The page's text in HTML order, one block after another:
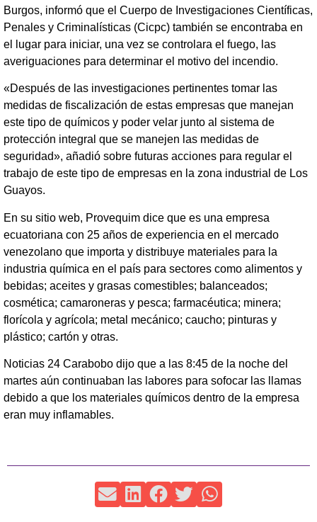
Burgos, informó que el Cuerpo de Investigaciones Científicas,
Penales y Criminalísticas (Cicpc) también se encontraba en
el lugar para iniciar, una vez se controlara el fuego, las
averiguaciones para determinar el motivo del incendio.
«Después de las investigaciones pertinentes tomar las
medidas de fiscalización de estas empresas que manejan
este tipo de químicos y poder velar junto al sistema de
protección integral que se manejen las medidas de
seguridad», añadió sobre futuras acciones para regular el
trabajo de este tipo de empresas en la zona industrial de Los
Guayos.
En su sitio web, Provequim dice que es una empresa
ecuatoriana con 25 años de experiencia en el mercado
venezolano que importa y distribuye materiales para la
industria química en el país para sectores como alimentos y
bebidas; aceites y grasas comestibles; balanceados;
cosmética; camaroneras y pesca; farmacéutica; minera;
florícola y agrícola; metal mecánico; caucho; pinturas y
plástico; cartón y otras.
Noticias 24 Carabobo dijo que a las 8:45 de la noche del
martes aún continuaban las labores para sofocar las llamas
debido a que los materiales químicos dentro de la empresa
eran muy inflamables.